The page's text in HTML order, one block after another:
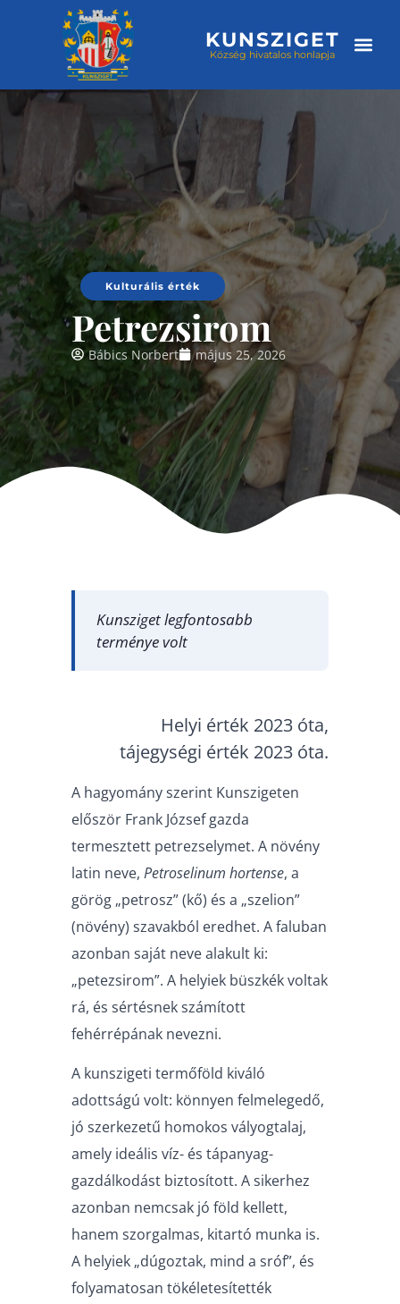
KUNSZIGET
Község hivatalos honlapja
Kulturális érték
Petrezsirom
Bábics Norbert május 25, 2026
Kunsziget legfontosabb
terménye volt
Helyi érték 2023 óta,
tájegységi érték 2023 óta.
A hagyomány szerint Kunszigeten
először Frank József gazda
termesztett petrezselymet. A növény
latin neve, Petroselinum hortense, a
görög „petrosz” (kő) és a „szelion”
(növény) szavakból eredhet. A faluban
azonban saját neve alakult ki:
„petezsirom”. A helyiek büszkék voltak
rá, és sértésnek számított
fehérrépának nevezni.
A kunszigeti termőföld kiváló
adottságú volt: könnyen felmelegedő,
jó szerkezetű homokos vályogtalaj,
amely ideális víz- és tápanyag-
gazdálkodást biztosított. A sikerhez
azonban nemcsak jó föld kellett,
hanem szorgalmas, kitartó munka is.
A helyiek „dúgoztak, mind a sróf”, és
folyamatosan tökéletesítették